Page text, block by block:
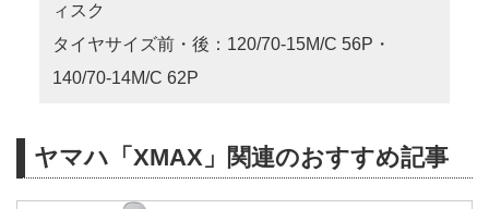
ィスク
タイヤサイズ前・後：120/70-15M/C 56P・
140/70-14M/C 62P
ヤマハ「XMAX」関連のおすすめ記事